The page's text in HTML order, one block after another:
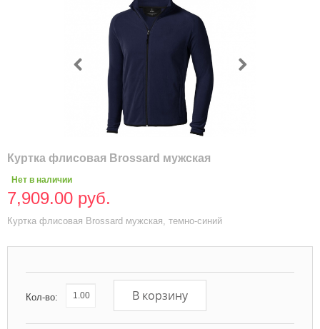
Куртка флисовая Brossard мужская
Нет в наличии
7,909.00 руб.
Куртка флисовая Brossard мужская, темно-синий
Кол-во: В корзину